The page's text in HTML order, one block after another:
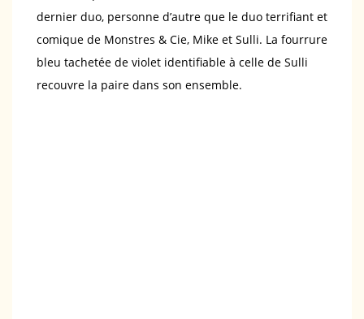
dernier duo, personne d’autre que le duo terrifiant et
comique de Monstres & Cie, Mike et Sulli. La fourrure
bleu tachetée de violet identifiable à celle de Sulli
recouvre la paire dans son ensemble.